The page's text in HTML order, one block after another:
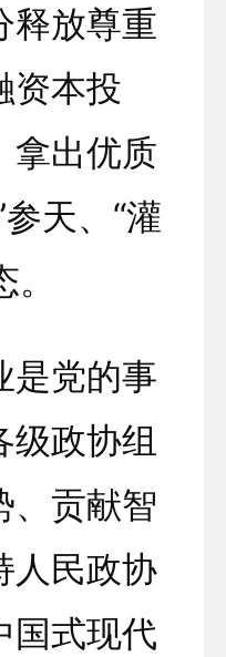
释放尊重
资本投
拿出优质
天、“灌
党的事
级政协组
、贡献智
人民政协
国式现代